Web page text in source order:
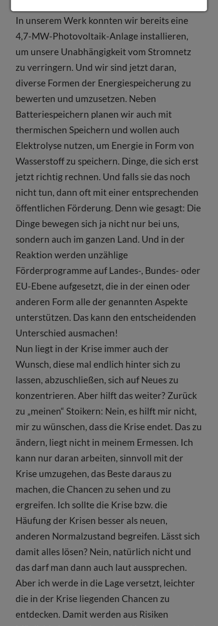
In unserem Werk konnten wir bereits eine
4,7-MW-Photovoltaik-Anlage installieren,
um unsere Unabhängigkeit vom Stromnetz
zu verringern. Und wir sind jetzt daran,
diverse Formen der Energiespeicherung zu
bewerten und umzusetzen. Neben
Batteriespeichern planen wir auch mit
thermischen Speichern und wollen auch
Elektrolyse nutzen, um Energie in Form von
Wasserstoff zu speichern. Dinge, die sich erst
jetzt richtig rechnen. Und falls sie das noch
nicht tun, dann oft mit einer entsprechenden
öffentlichen Förderung. Denn wie gesagt: Die
Dinge bewegen sich ja nicht nur bei uns,
sondern auch im ganzen Land. Und in der
Reaktion werden unzählige
Förderprogramme auf Landes-, Bundes- oder
EU-Ebene aufgesetzt, die in der einen oder
anderen Form alle der genannten Aspekte
unterstützen. Das kann den entscheidenden
Unterschied ausmachen!
Nun liegt in der Krise immer auch der
Wunsch, diese mal endlich hinter sich zu
lassen, abzuschließen, sich auf Neues zu
konzentrieren. Aber hilft das weiter? Zurück
zu „meinen“ Stoikern: Nein, es hilft mir nicht,
mir zu wünschen, dass die Krise endet. Das zu
ändern, liegt nicht in meinem Ermessen. Ich
kann nur daran arbeiten, sinnvoll mit der
Krise umzugehen, das Beste daraus zu
machen, die Chancen zu sehen und zu
ergreifen. Ich sollte die Krise bzw. die
Häufung der Krisen besser als neuen,
anderen Normalzustand begreifen. Lässt sich
damit alles lösen? Nein, natürlich nicht und
das darf man dann auch laut aussprechen.
Aber ich werde in die Lage versetzt, leichter
die in der Krise liegenden Chancen zu
entdecken. Damit werden aus Risiken